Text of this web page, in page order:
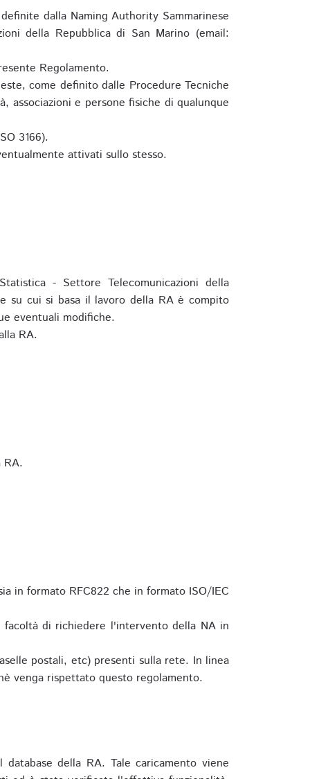
dalla Naming Authority Sammarinese
della Repubblica di San Marino (email:
Regolamento.
come definito dalle Procedure Tecniche
associazioni e persone fisiche di qualunque
3166).
attivati sullo stesso.
- Settore Telecomunicazioni della
su cui si basa il lavoro della RA è compito
eventuali modifiche.
RA.
in formato RFC822 che in formato ISO/IEC
di richiedere l'intervento della NA in
postali, etc) presenti sulla rete. In linea
venga rispettato questo regolamento.
della RA. Tale caricamento viene